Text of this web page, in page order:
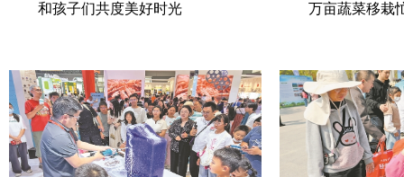
和孩子们共度美好时光 万亩蔬菜移栽